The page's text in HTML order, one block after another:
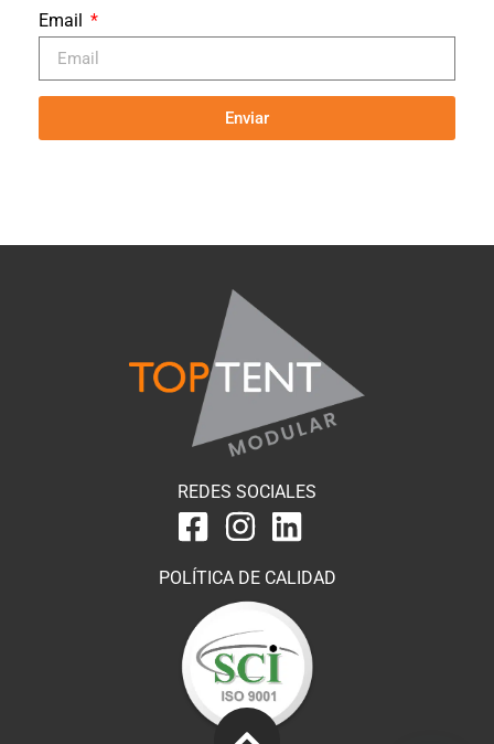
Email
Enviar
REDES SOCIALES
POLÍTICA DE CALIDAD